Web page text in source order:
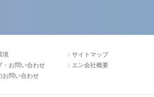
境
・お問い合わせ
お問い合わせ
サイトマップ
エン会社概要